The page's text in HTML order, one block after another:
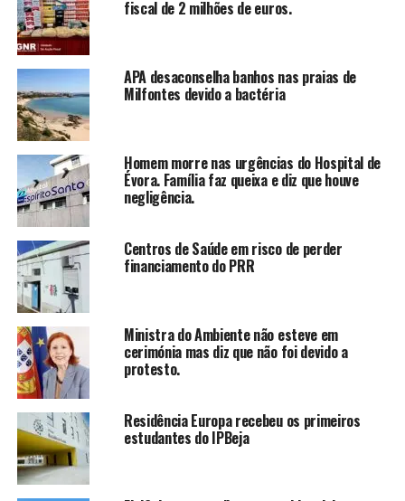
fiscal de 2 milhões de euros.
APA desaconselha banhos nas praias de
Milfontes devido a bactéria
Homem morre nas urgências do Hospital de
Évora. Família faz queixa e diz que houve
negligência.
Centros de Saúde em risco de perder
financiamento do PRR
Ministra do Ambiente não esteve em
cerimónia mas diz que não foi devido a
protesto.
Residência Europa recebeu os primeiros
estudantes do IPBeja